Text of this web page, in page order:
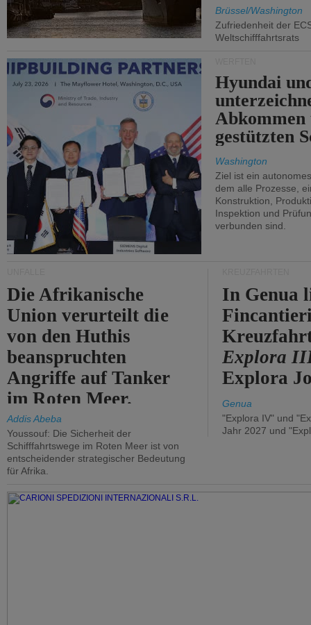
Brüssel/Washington
Zufriedenheit der
Weltschifffahrtsrats
Hyundai
gestützten
Washington
Ziel ist ein
dem alle Prozesse,
Konstruktion,
Inspektion und
verbunden sind.
Die Afrikanische
Union verurteilt die
von den Huthis
beanspruchten
Angriffe auf Tanker
im Roten Meer.
Addis Abeba
Youssouf: Die Sicherheit der
Schifffahrtswege im Roten Meer ist von
entscheidender strategischer Bedeutung
für Afrika.
In Genua
Explora
Explora
Genua
"Explora IV" und
Jahr 2027 und